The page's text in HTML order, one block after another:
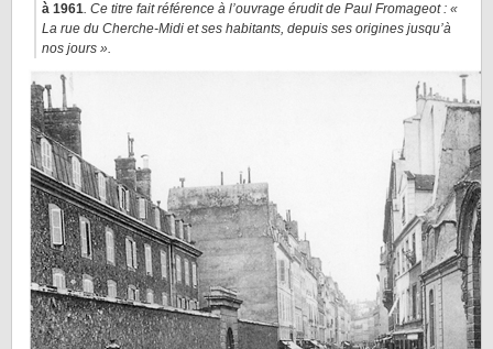
à 1961. Ce titre fait référence à l’ouvrage érudit de Paul Fromageot : «
La rue du Cherche-Midi et ses habitants, depuis ses origines jusqu’à
nos jours ».